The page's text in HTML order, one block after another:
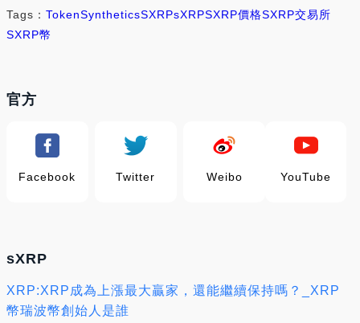
Tags： TokenSyntheticsSXRPsXRPSXRP價格SXRP交易所
SXRP幣
官方
Facebook Twitter Weibo YouTube
sXRP
XRP:XRP成為上漲最大贏家，還能繼續保持嗎？_XRP
幣瑞波幣創始人是誰